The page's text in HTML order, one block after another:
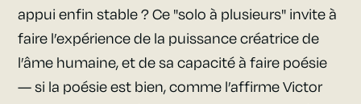
appui enfin stable ? Ce "solo à plusieurs" invite à
faire l’expérience de la puissance créatrice de
l’âme humaine, et de sa capacité à faire poésie
— si la poésie est bien, comme l’affirme Victor